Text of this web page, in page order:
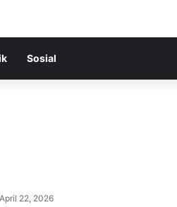
Sosial
April 22, 2026